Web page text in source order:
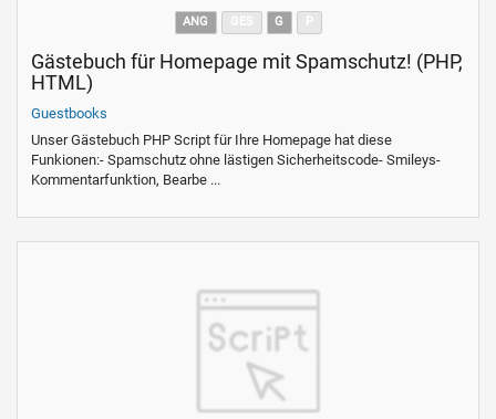
ANG G
Gästebuch für Homepage mit Spamschutz! (PHP,
HTML)
Guestbooks
Unser Gästebuch PHP Script für Ihre Homepage hat diese
Funkionen:- Spamschutz ohne lästigen Sicherheitscode- Smileys-
Kommentarfunktion, Bearbe ...